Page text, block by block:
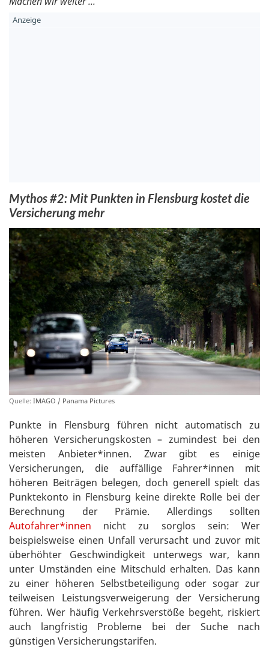
Mythos #2: Mit Punkten in Flensburg kostet die
Versicherung mehr
Quelle: IMAGO / Panama Pictures
Punkte in Flensburg führen nicht automatisch zu
höheren Versicherungskosten – zumindest bei den
meisten Anbieter*innen. Zwar gibt es einige
Versicherungen, die auffällige Fahrer*innen mit
höheren Beiträgen belegen, doch generell spielt das
Punktekonto in Flensburg keine direkte Rolle bei der
Berechnung der Prämie. Allerdings sollten
Autofahrer*innen nicht zu sorglos sein: Wer
beispielsweise einen Unfall verursacht und zuvor mit
überhöhter Geschwindigkeit unterwegs war, kann
unter Umständen eine Mitschuld erhalten. Das kann
zu einer höheren Selbstbeteiligung oder sogar zur
teilweisen Leistungsverweigerung der Versicherung
führen. Wer häufig Verkehrsverstöße begeht, riskiert
auch langfristig Probleme bei der Suche nach
günstigen Versicherungstarifen.